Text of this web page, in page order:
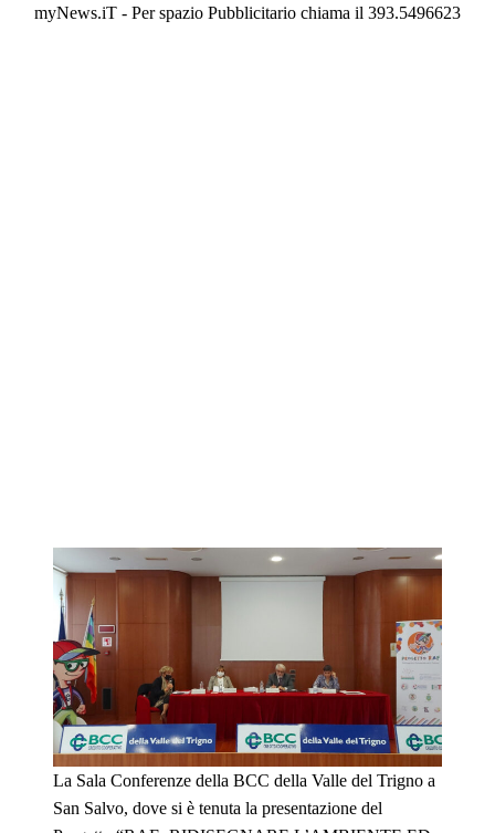
myNews.iT - Per spazio Pubblicitario chiama il 393.5496623
La Sala Conferenze della BCC della Valle del Trigno a
San Salvo, dove si è tenuta la presentazione del